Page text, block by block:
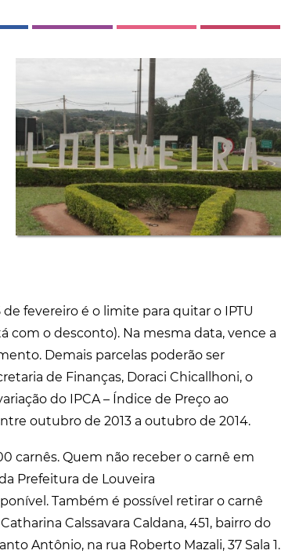
fevereiro é o limite para quitar o IPTU
com o desconto). Na mesma data, vence a
Demais parcelas poderão ser
de Finanças, Doraci Chicallhoni, o
do IPCA – Índice de Preço ao
outubro de 2013 a outubro de 2014.
carnês. Quem não receber o carnê em
Prefeitura de Louveira
Também é possível retirar o carnê
Calssavara Caldana, 451, bairro do
Antônio, na rua Roberto Mazali, 37 Sala 1.